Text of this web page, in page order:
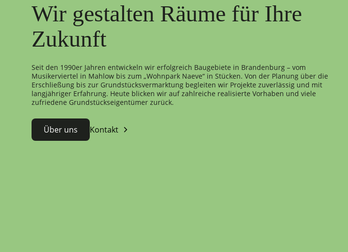
Wir gestalten Räume für Ihre
Zukunft
Seit den 1990er Jahren entwickeln wir erfolgreich Baugebiete in Brandenburg – vom
Musikerviertel in Mahlow bis zum „Wohnpark Naeve“ in Stücken. Von der Planung über die
Erschließung bis zur Grundstücksvermarktung begleiten wir Projekte zuverlässig und mit
langjähriger Erfahrung. Heute blicken wir auf zahlreiche realisierte Vorhaben und viele
zufriedene Grundstückseigentümer zurück.
Über uns Kontakt